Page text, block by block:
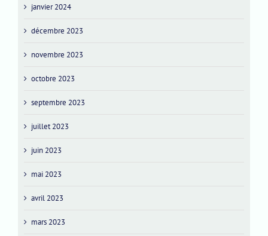
janvier 2024
décembre 2023
novembre 2023
octobre 2023
septembre 2023
juillet 2023
juin 2023
mai 2023
avril 2023
mars 2023